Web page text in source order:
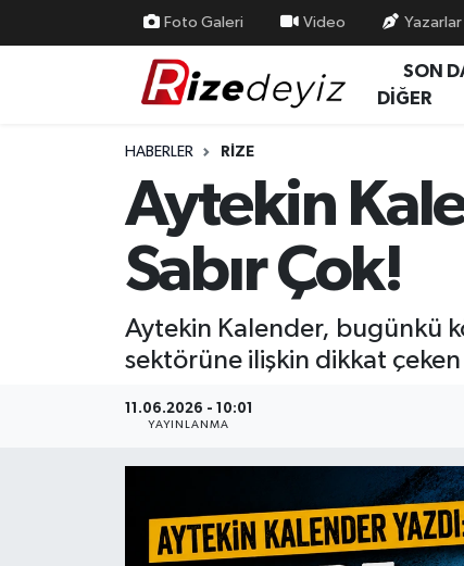
Foto Galeri Video Yazarlar
SON
DİĞER
HABERLER RIZE
Aytekin
Sabır Çok!
Aytekin Kalender, bugünkü
sektörüne ilişkin dikkat
11.06.2026 - 10:01
YAYINLANMA
Yurttan Haberler
Ekonomi
Rize Nöbetçi Eczaneler
Rize Trafik Yoğunluk Haritası
Süper Lig Puan Durumu ve Fikstür
Son Dakika Haberleri
Haber Arşivi